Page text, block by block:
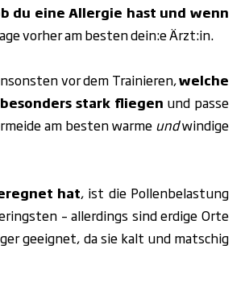
du eine Allergie hast und wenn
vorher am besten dein:e Ärzt:in.
vor dem Trainieren,welche
stark fliegen und passe
am besten warme undwindige
hat, ist die Pollenbelastung
– allerdings sind erdige Orte
geeignet, da sie kalt und matschig